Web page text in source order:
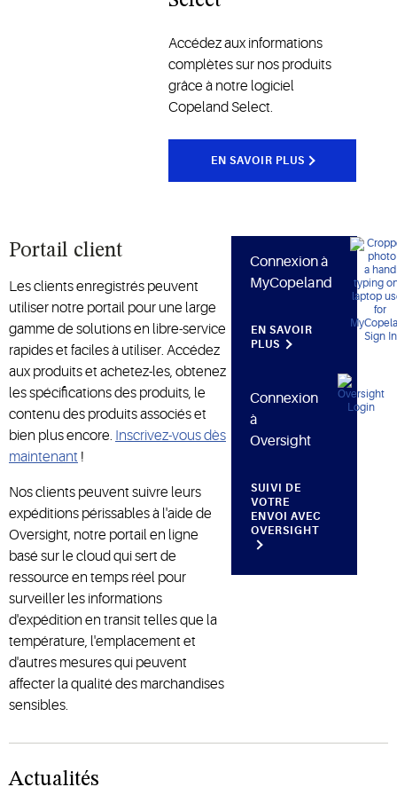
énergétique,
les denrées
périssables
améliorent
autres
secteurs.
fiabilité et
performances
et
Accédez aux informations
complètes sur nos produits
grâce à notre logiciel
Copeland Select.
EN SAVOIR PLUS
Portail client
Les clients enregistrés peuvent
utiliser notre portail pour une large
gamme de solutions en libre-service
rapides et faciles à utiliser. Accédez
aux produits et achetez-les, obtenez
les spécifications des produits, le
contenu des produits associés et
bien plus encore. Inscrivez-vous dès
maintenant !
Nos clients peuvent suivre leurs
expéditions périssables à l'aide de
Oversight, notre portail en ligne
basé sur le cloud qui sert de
ressource en temps réel pour
surveiller les informations
d'expédition en transit telles que la
température, l'emplacement et
d'autres mesures qui peuvent
affecter la qualité des marchandises
sensibles.
Connexion à
MyCopeland
EN SAVOIR
PLUS
Connexion
à
Oversight
SUIVI DE
VOTRE
ENVOI AVEC
OVERSIGHT
Actualités